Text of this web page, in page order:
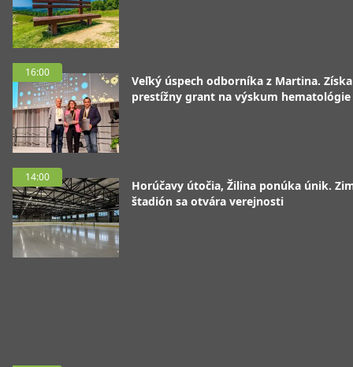
16:00
Veľký úspech odborníka z Martina.
prestížny grant na výskum hematológie
14:00
Horúčavy útočia, Žilina ponúka únik.
štadión sa otvára verejnosti